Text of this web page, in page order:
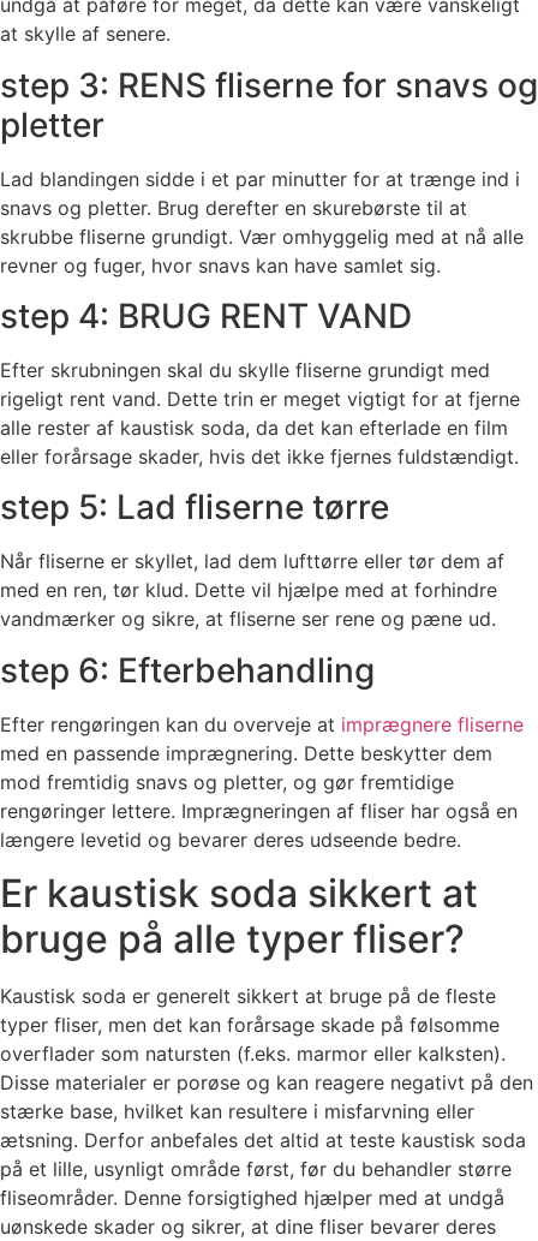
undgå at påføre for meget, da dette kan være vanskeligt
at skylle af senere.
step 3: RENS fliserne for snavs og
pletter
Lad blandingen sidde i et par minutter for at trænge ind i
snavs og pletter. Brug derefter en skurebørste til at
skrubbe fliserne grundigt. Vær omhyggelig med at nå alle
revner og fuger, hvor snavs kan have samlet sig.
step 4: BRUG RENT VAND
Efter skrubningen skal du skylle fliserne grundigt med
rigeligt rent vand. Dette trin er meget vigtigt for at fjerne
alle rester af kaustisk soda, da det kan efterlade en film
eller forårsage skader, hvis det ikke fjernes fuldstændigt.
step 5: Lad fliserne tørre
Når fliserne er skyllet, lad dem lufttørre eller tør dem af
med en ren, tør klud. Dette vil hjælpe med at forhindre
vandmærker og sikre, at fliserne ser rene og pæne ud.
step 6: Efterbehandling
Efter rengøringen kan du overveje at imprægnere fliserne
med en passende imprægnering. Dette beskytter dem
mod fremtidig snavs og pletter, og gør fremtidige
rengøringer lettere. Imprægneringen af fliser har også en
længere levetid og bevarer deres udseende bedre.
Er kaustisk soda sikkert at
bruge på alle typer fliser?
Kaustisk soda er generelt sikkert at bruge på de fleste
typer fliser, men det kan forårsage skade på følsomme
overflader som natursten (f.eks. marmor eller kalksten).
Disse materialer er porøse og kan reagere negativt på den
stærke base, hvilket kan resultere i misfarvning eller
ætsning. Derfor anbefales det altid at teste kaustisk soda
på et lille, usynligt område først, før du behandler større
fliseområder. Denne forsigtighed hjælper med at undgå
uønskede skader og sikrer, at dine fliser bevarer deres